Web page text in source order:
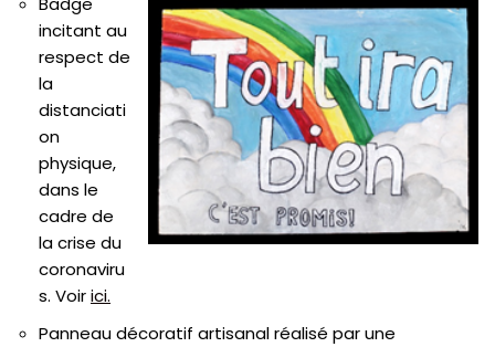
incitant au
respect de
la
distanciati
on
physique,
dans le
cadre de
la crise du
coronaviru
s. Voirici.
Panneau décoratif artisanal réalisé par une